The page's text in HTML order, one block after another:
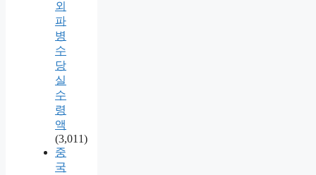
외
파
병
수
당
실
수
령
액
(3,011)
중
국